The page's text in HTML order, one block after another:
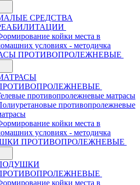
СРЕДСТВА
койки места в
условиях - методичка
ПРОТИВОПРОЛЕЖНЕВЫЕ
противопролежневые матрасы
противопролежневые
койки места в
условиях - методичка
ПРОТИВОПРОЛЕЖНЕВЫЕ
койки места в